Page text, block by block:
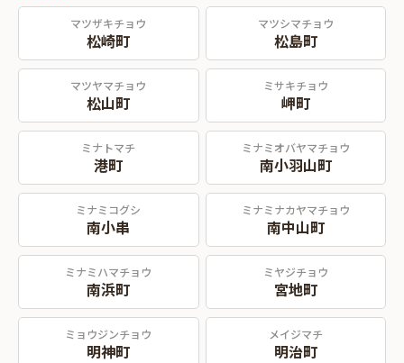
マツザキチョウ
松崎町
マツシマチョウ
松島町
マツヤマチョウ
松山町
ミサキチョウ
岬町
ミナトマチ
港町
ミナミオバヤマチョウ
南小羽山町
ミナミコグシ
南小串
ミナミナカヤマチョウ
南中山町
ミナミハマチョウ
南浜町
ミヤジチョウ
宮地町
ミョウジンチョウ
明神町
メイジマチ
明治町